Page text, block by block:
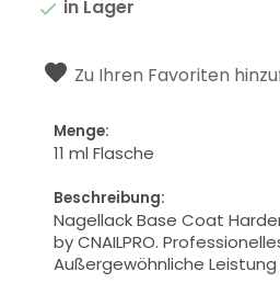
 in Lager
Zu Ihren Favoriten
Menge:
11 ml Flasche
Beschreibung:
Nagellack Base Coat
by CNAILPRO.
Außergewöhnliche Leistung